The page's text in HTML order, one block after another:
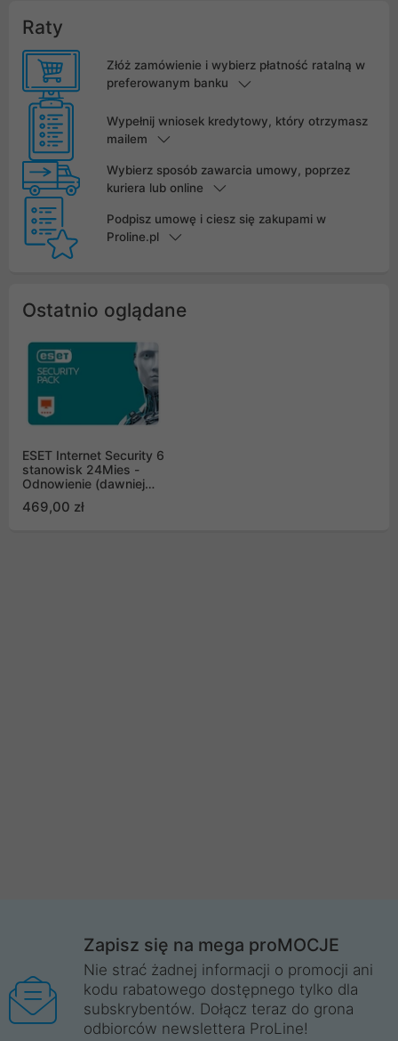
Raty
Złóż zamówienie i wybierz płatność ratalną w
preferowanym banku
Wypełnij wniosek kredytowy, który otrzymasz
mailem
Wybierz sposób zawarcia umowy, poprzez
kuriera lub online
Podpisz umowę i ciesz się zakupami w
Proline.pl
Ostatnio oglądane
ESET Internet Security 6
stanowisk 24Mies -
Odnowienie (dawniej
komputery 3 smartfony)
469,00 zł
Zapisz się na mega proMOCJE
Nie strać żadnej informacji o promocji ani
kodu rabatowego dostępnego tylko dla
subskrybentów. Dołącz teraz do grona
odbiorców newslettera ProLine!